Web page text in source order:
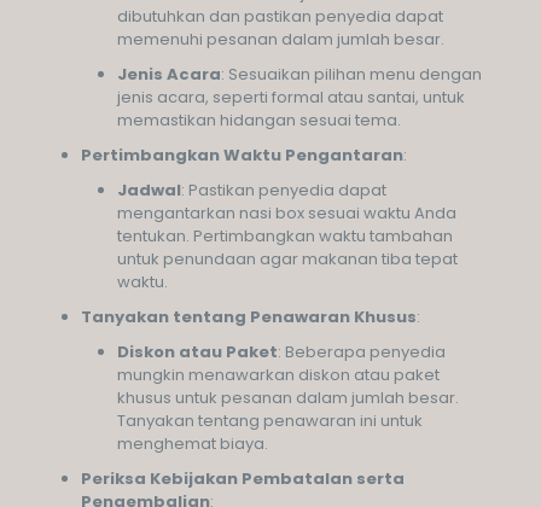
dibutuhkan dan pastikan penyedia dapat
memenuhi pesanan dalam jumlah besar.
Jenis Acara: Sesuaikan pilihan menu dengan
jenis acara, seperti formal atau santai, untuk
memastikan hidangan sesuai tema.
Pertimbangkan Waktu Pengantaran:
Jadwal: Pastikan penyedia dapat
mengantarkan nasi box sesuai waktu Anda
tentukan. Pertimbangkan waktu tambahan
untuk penundaan agar makanan tiba tepat
waktu.
Tanyakan tentang Penawaran Khusus:
Diskon atau Paket: Beberapa penyedia
mungkin menawarkan diskon atau paket
khusus untuk pesanan dalam jumlah besar.
Tanyakan tentang penawaran ini untuk
menghemat biaya.
Periksa Kebijakan Pembatalan serta
Pengembalian: